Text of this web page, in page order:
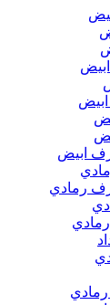
ابيض
رمادي